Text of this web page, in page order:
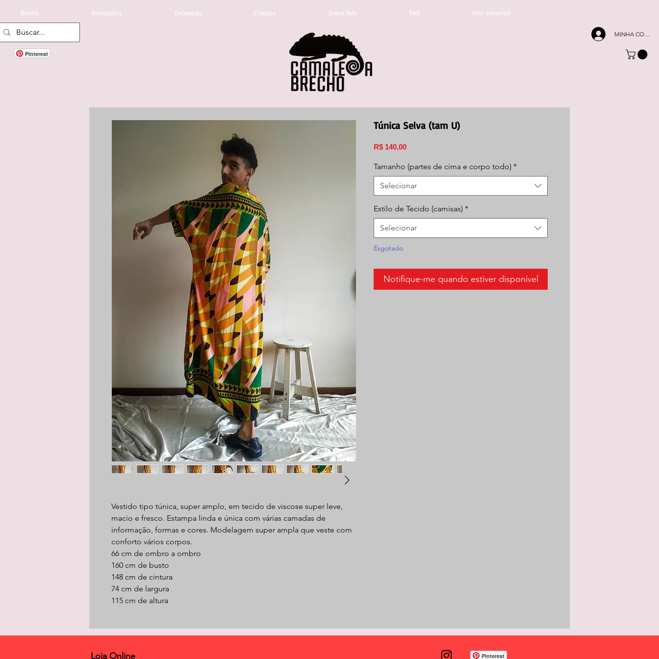
Brechó Promoções Decoração Criações Sobre Nós FAQ Vale-presente
MINHA CONTA
Pinterest
Vestido tipo túnica, super amplo, em tecido de viscose super leve,
macio e fresco. Estampa linda e única com várias camadas de
informação, formas e cores. Modelagem super ampla que veste com
conforto vários corpos.
66 cm de ombro a ombro
160 cm de busto
148 cm de cintura
74 cm de largura
115 cm de altura
Túnica Selva (tam U)
R$ 140,00Preço
Tamanho (partes de cima e corpo todo) *
Selecionar
Estilo de Tecido (camisas) *
Selecionar
Esgotado
Notifique-me quando estiver disponível
Loja Online Pinterest